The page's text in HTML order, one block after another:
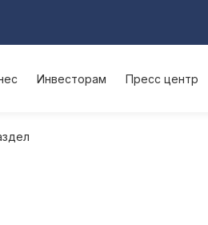
Инвесторам Пресс центр